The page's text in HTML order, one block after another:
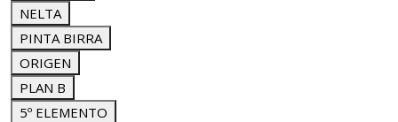
NELTA
PINTA BIRRA
ORIGEN
PLAN B
5º ELEMENTO